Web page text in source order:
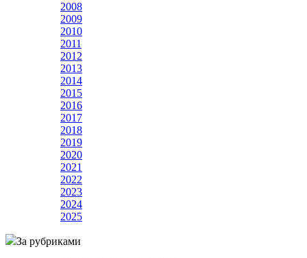
2008
2009
2010
2011
2012
2013
2014
2015
2016
2017
2018
2019
2020
2021
2022
2023
2024
2025
За рубриками